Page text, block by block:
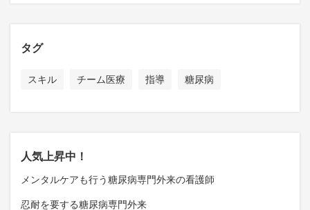
タグ
スキル チーム医療 指導 糖尿病
人気上昇中！
メンタルケアも行う糖尿病専門外来の看護師
忍耐を要する糖尿病専門外来